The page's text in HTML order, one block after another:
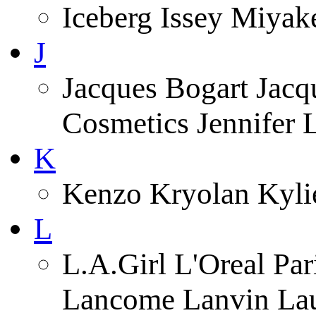
Iceberg Issey
J
Jacques Bogart
Cosmetics Jennifer
K
Kenzo Kryolan
L
L.A.Girl L'Oreal
Lancome Lanvin